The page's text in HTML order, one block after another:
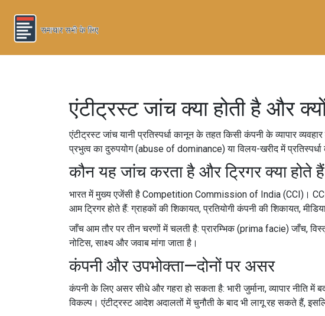
एंटीट्रस्ट जांच क्या होती है और
एंटीट्रस्ट जांच यानी प्रतिस्पर्धा कानून के तहत किसी कंपनी के व्यापार
प्रभुत्व का दुरुपयोग (abuse of dominance) या विलय-खरीद में
कौन यह जांच करता है और ट्रिगर क्या होते
भारत में मुख्य एजेंसी है Competition Commission of India (CCI)। CCI
आम ट्रिगर होते हैं: ग्राहकों की शिकायत, प्रतियोगी कंपनी की शिकायत,
जाँच आम तौर पर तीन चरणों में चलती है: प्रारम्भिक (prima facie) जाँच,
नोटिस, साक्ष्य और जवाब मांगा जाता है।
कंपनी और उपभोक्ता—दोनों पर असर
कंपनी के लिए असर सीधे और गहरा हो सकता है: भारी जुर्माना, व्यापार
विकल्प। एंटीट्रस्ट आदेश अदालतों में चुनौती के बाद भी लागू रह सकते हैं,